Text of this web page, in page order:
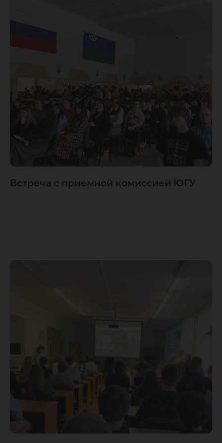
Встреча с приемной комиссией ЮГУ